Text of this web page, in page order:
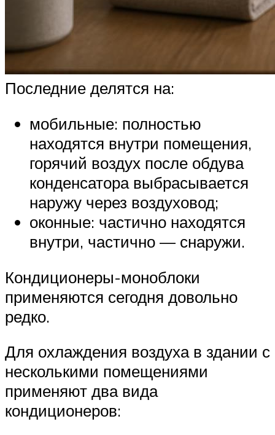
Последние делятся на:
мобильные: полностью
находятся внутри помещения,
горячий воздух после обдува
конденсатора выбрасывается
наружу через воздуховод;
оконные: частично находятся
внутри, частично — снаружи.
Кондиционеры-моноблоки
применяются сегодня довольно
редко.
Для охлаждения воздуха в здании с
несколькими помещениями
применяют два вида
кондиционеров: